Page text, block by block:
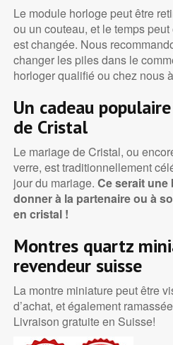
Le module horloge peut être
ou un couteau, et le temps
est changée. Nous
changer les piles dans le
horloger qualifié ou chez nous
Un cadeau
de Cristal
Le mariage de Cristal, ou
verre, est traditionnellement
jour du mariage. Ce serait
donner à la partenaire ou à
en cristal !
Montres quartz
revendeur suisse
La montre miniature peut être
d’achat, et également
Livraison gratuite en Suisse!